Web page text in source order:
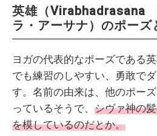
英雄（Virabhadrasana
ラ・アーサナ）のポーズ
ヨガの代表的なポーズである
でも練習のしやすい、勇敢で
す。名前の由来は、他のポー
っているそうで、 シヴァ神の
を模しているのだとか。